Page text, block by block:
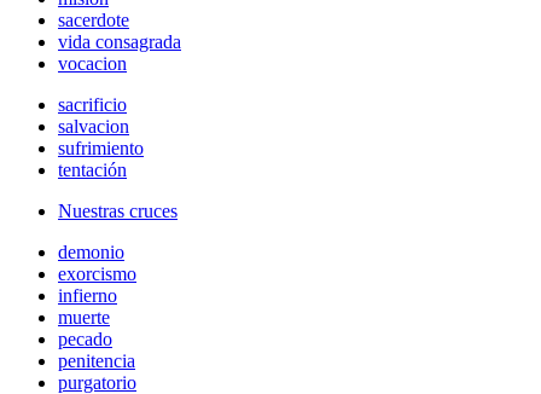
sacerdote
vida consagrada
vocacion
sacrificio
salvacion
sufrimiento
tentación
Nuestras cruces
demonio
exorcismo
infierno
muerte
pecado
penitencia
purgatorio